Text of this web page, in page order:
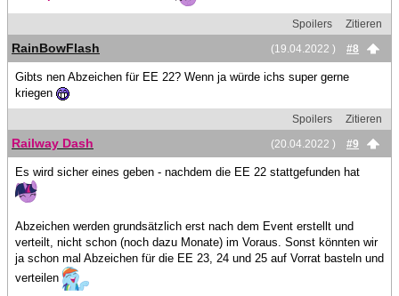
Spoilers
Zitieren
(19.04.2022 )
#8
RainBowFlash
Gibts nen Abzeichen für EE 22? Wenn ja würde ichs super gerne
kriegen
Spoilers
Zitieren
(20.04.2022 )
#9
Railway Dash
Es wird sicher eines geben - nachdem die EE 22 stattgefunden hat
Abzeichen werden grundsätzlich erst nach dem Event erstellt und
verteilt, nicht schon (noch dazu Monate) im Voraus. Sonst könnten wir
ja schon mal Abzeichen für die EE 23, 24 und 25 auf Vorrat basteln und
verteilen